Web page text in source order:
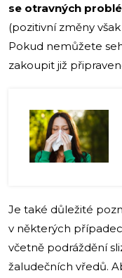
se otravných
(pozitivní změny
Pokud nemůžete
zakoupit již
Je také důležité
v některých
včetně podráždění
žaludečních vředů.